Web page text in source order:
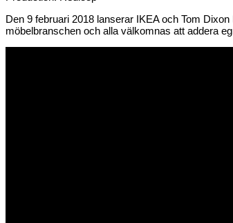
Den 9 februari 2018 lanserar IKEA och Tom
möbelbranschen och alla välkomnas att addera